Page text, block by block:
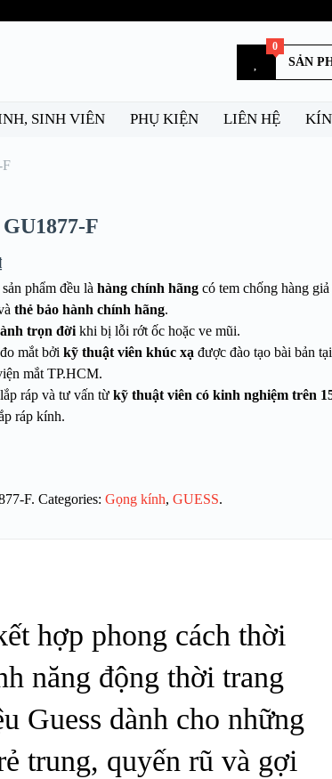
SẢN
0
SINH VIÊN PHỤ KIỆN LIÊN HỆ
F
F
phẩm đều là hàng chính hãngcó tem chống hàng
thẻ bảo hành chính hãng.
trọn đờikhi bị lỗi rớt ốc hoặc ve mũi.
mắt bởi kỹ thuật viên khúc xạ được đào tạo bài bản tại
mắt TP.HCM.
ráp và tư vấn từ kỹ thuật viên có kinh nghiệm trên
ráp kính.
F. Categories: Gọng kính, GUESS.
hợp phong cách thời
năng động thời trang
Guess dành cho những
trung, quyến rũ và gợi